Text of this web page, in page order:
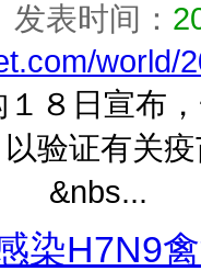
发表时间：
world/
８日宣布
验证有关
&nbs...
染H7N9